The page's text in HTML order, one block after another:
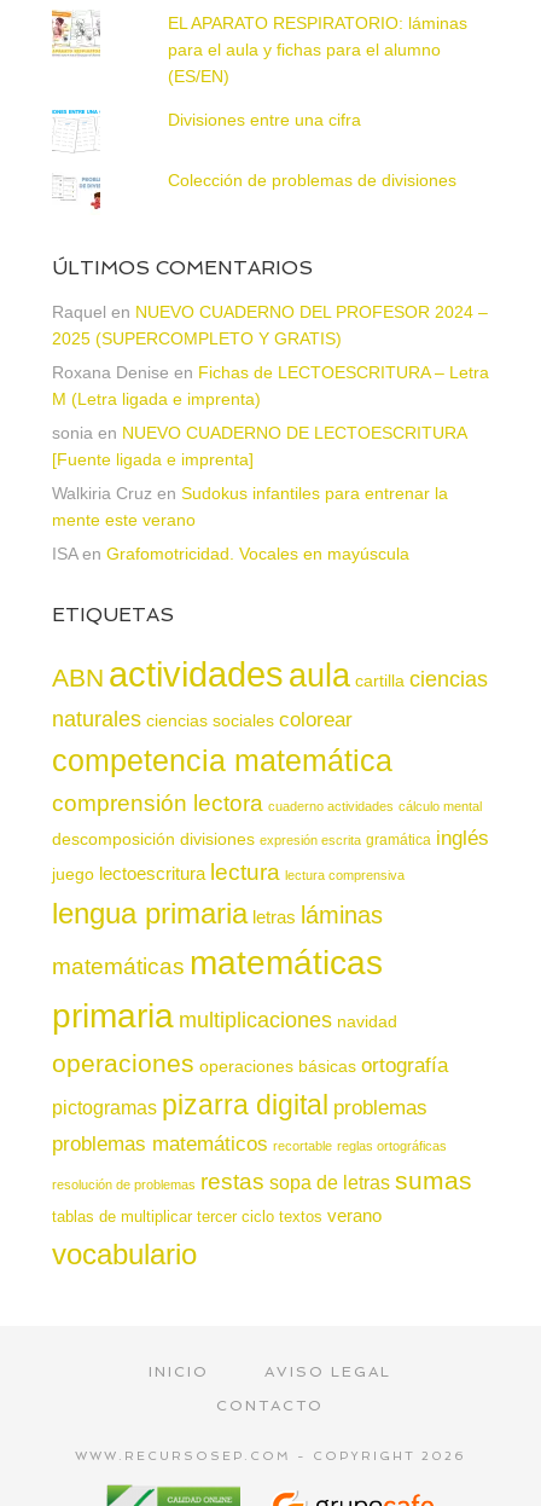
EL APARATO RESPIRATORIO: láminas
para el aula y fichas para el alumno
(ES/EN)
Divisiones entre una cifra
Colección de problemas de divisiones
ÚLTIMOS COMENTARIOS
Raquel en NUEVO CUADERNO DEL PROFESOR 2024 –
2025 (SUPERCOMPLETO Y GRATIS)
Roxana Denise en Fichas de LECTOESCRITURA – Letra
M (Letra ligada e imprenta)
sonia en NUEVO CUADERNO DE LECTOESCRITURA
[Fuente ligada e imprenta]
Walkiria Cruz en Sudokus infantiles para entrenar la
mente este verano
ISAen Grafomotricidad. Vocales en mayúscula
ETIQUETAS
ABN actividadesaula cartilla ciencias
naturales ciencias sociales colorear
competencia matemática
comprensión lectora cuaderno actividades cálculo mental
descomposición divisiones expresión escrita gramática inglés
juego lectoescritura lectura lectura comprensiva
lengua primaria letras láminas
matemáticas matemáticas
primaria multiplicaciones navidad
operaciones operaciones básicas ortografía
pictogramas pizarra digital problemas
problemas matemáticos recortable reglas ortográficas
resolución de problemas restas sopa de letras sumas
tablas de multiplicar tercer ciclo textos verano
vocabulario
INICIO
AVISO LEGAL
CONTACTO
WWW.RECURSOSEP.COM - COPYRIGHT 2026